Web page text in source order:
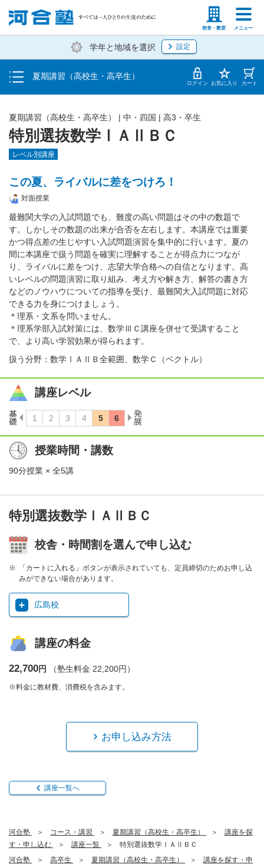
校舎・教室 メニュー
塾生の方 高等学校の先生
学年と地域を選択 設定
夏期講習（高校生・高卒生）
受講料・お申し込み方法
受講開始までの流れ
校舎・教室一覧 ログイン お気に入り カート
特別選抜数学ⅠＡⅡＢＣ
夏期講習（高校生・高卒生） | 中・四国 | 高3・卒生
レベル別講座
この夏、ライバルに差をつけろ！
対面授業
最難関大学の入試問題でも、難度の高い問題はその中の数題で
す。しかしその数題の出来が合否を左右します。本講座では重要
かつ得点差の生じやすい入試問題演習を集中的に行います。夏の
間に本講座で扱う問題を確実に理解することが得点力につなが
り、ライバルに差をつけ、志望大学合格への自信となります。高
いレベルの問題演習に取り組み、考え方や解き方、解答の書き方
などのノウハウについての指導を受け、最難関大入試問題に対応
できる力を身につけましょう。
＊理系・文系を問いません。
＊理系学部入試対策には、数学ⅢＣ講座を併せて受講すること
で、より高い学習効果が得られます。
扱う分野：数学ⅠＡⅡＢ全範囲、数学Ｃ（ベクトル）
講座レベル
授業時間・講数
90分授業 × 全5講
特別選抜数学ⅠＡⅡＢＣ
校舎・時間割を選んで申し込む
「カートに入れる」ボタンが表示されていても、定員締切のためお申し込
みができない場合があります。
広島校
講座の料金
22,700円 （塾生料金 22,200円）
※料金に教材費、消費税を含みます。
お申し込み方法
講座一覧へ
河合塾 コース・講習 夏期講習（高校生・高卒生）
講座を探
す・申し込む
講座一覧
特別選抜数学ⅠＡⅡＢＣ
河合塾
高卒生 夏期講習（高校生・高卒生）
講座を探す・申